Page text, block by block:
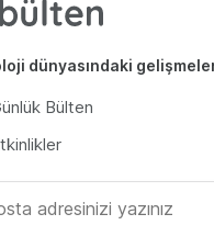
dünyasındaki
Bülten